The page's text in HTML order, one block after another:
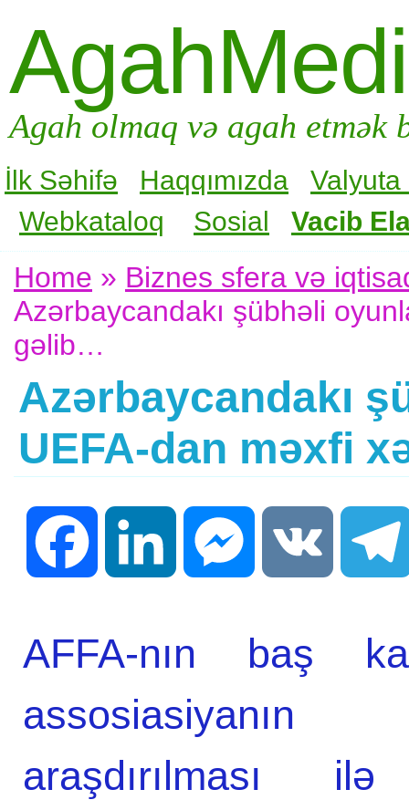
Agah olmaq və agah
İlk Səhifə Haqqımızda
Valyuta
Webkataloq
Sosial Vacib
Home » Biznes sfera və
Azərbaycandakı şübhəli
gəlib…
Azərbaycandakı
UEFA-dan məxfi
Facebook LinkedIn Messenger VK
AFFA-nın baş
assosiasiyanın
araşdırılması